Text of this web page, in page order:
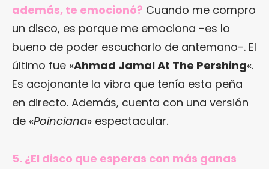
además, te emocionó? Cuando me compro
un disco, es porque me emociona -es lo
bueno de poder escucharlo de antemano-. El
último fue «Ahmad Jamal At The Pershing«.
Es acojonante la vibra que tenía esta peña
en directo. Además, cuenta con una versión
de «Poinciana» espectacular.
5. ¿El disco que esperas con más ganas